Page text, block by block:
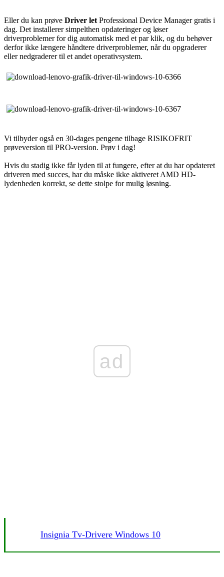
Eller du kan prøve Driver let Professional Device Manager gratis i
dag. Det installerer simpelthen opdateringer og løser
driverproblemer for dig automatisk med et par klik, og du behøver
derfor ikke længere håndtere driverproblemer, når du opgraderer
eller nedgraderer til et andet operativsystem.
Vi tilbyder også en 30-dages pengene tilbage RISIKOFRIT
prøveversion til PRO-version. Prøv i dag!
Hvis du stadig ikke får lyden til at fungere, efter at du har opdateret
driveren med succes, har du måske ikke aktiveret AMD HD-
lydenheden korrekt, se dette stolpe for mulig løsning.
ad
Insignia Tv-Drivere Windows 10